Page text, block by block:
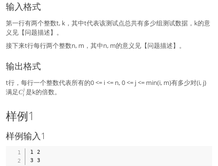
!}
{
m
!
(
n
-
)!
}
输入格式
第一行有两个整数t, k，其中t代表该测试点总共有多少组测试数据，k的意
义见【问题描述】。
接下来t行每行两个整数n, m，其中n, m的意义见【问题描述】。
输出格式
t行，每行一个整数代表所有的0 <= i <= n, 0 <= j <= min(i, m)有多少对(i, j)
满足C
^
j
Ci
j 是k的倍数。
样例1
样例输入1
1 2